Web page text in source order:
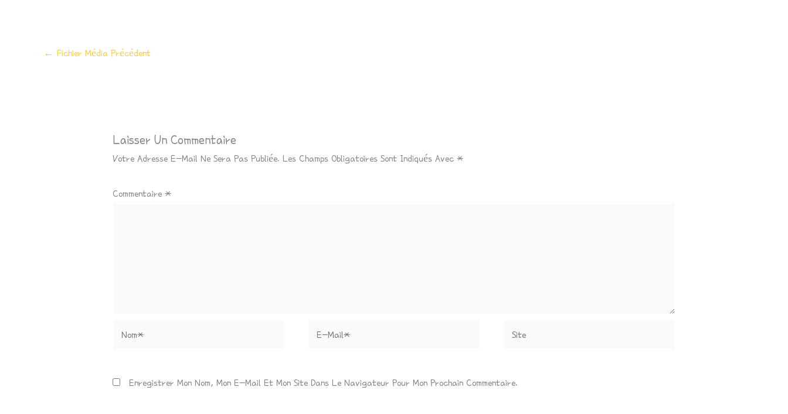
← Fichier Média Précédent
Laisser Un Commentaire
Votre Adresse E-Mail Ne Sera Pas Publiée. Les Champs Obligatoires Sont Indiqués Avec*
Commentaire*
Nom*
E-
Site
Enregistrer Mon Nom, Mon E-Mail Et Mon Site Dans Le Navigateur Pour Mon Prochain Commentaire.